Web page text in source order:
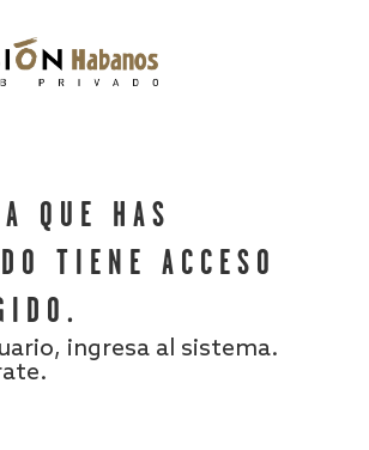
QUE HAS
TIENE ACCESO
ingresa al sistema.